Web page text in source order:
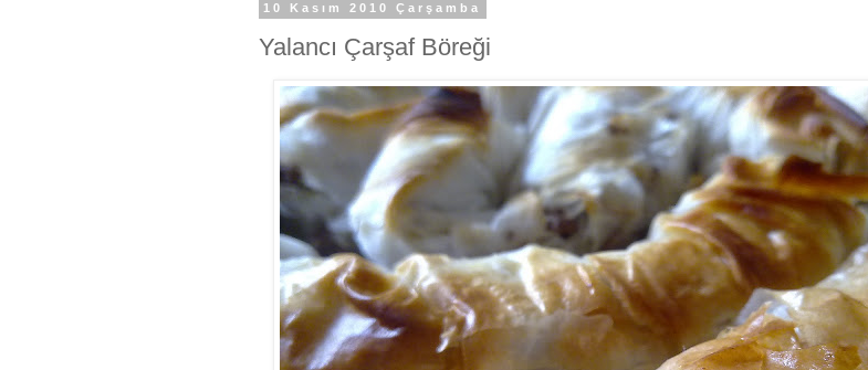
10 Kasım 2010 Çarşamba
Yalancı Çarşaf Böreği